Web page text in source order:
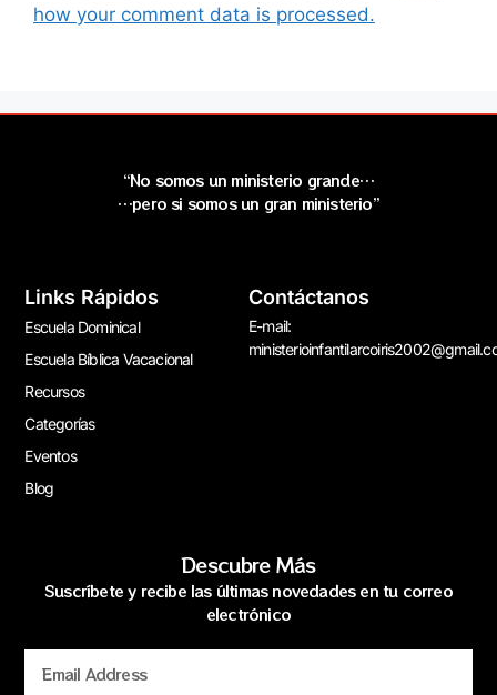
how your comment data is processed.
“No somos un ministerio grande…
…pero si somos un gran ministerio”
Links Rápidos
Escuela Dominical
Escuela Bíblica Vacacional
Recursos
Categorías
Eventos
Blog
Contáctanos
E-mail:
Descubre Más
Suscríbete y recibe las últimas novedades en tu correo
electrónico